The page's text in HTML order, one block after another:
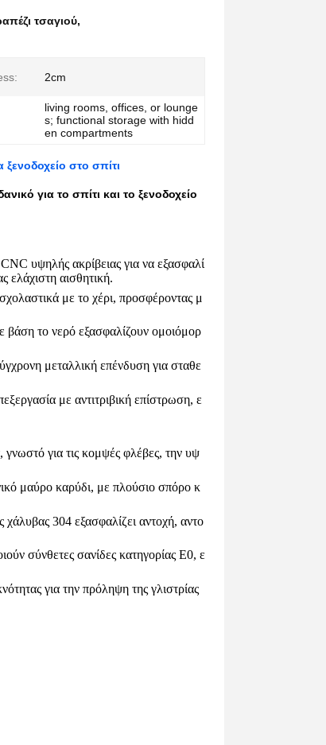
τσαγιού,
2cm
living rooms, offices, or lounge
s; functional storage with hidd
en compartments
στο σπίτι
για το σπίτι και το ξενοδοχείο
υψηλής ακρίβειας για να εξασφαλί
αισθητική.
με το χέρι, προσφέροντας μ
το νερό εξασφαλίζουν ομοιόμορ
μεταλλική επένδυση για σταθε
με αντιτριβική επίστρωση, ε
για τις κομψές φλέβες, την υψ
μαύρο καρύδι, με πλούσιο σπόρο κ
χάλυβας 304 εξασφαλίζει αντοχή, αντο
σύνθετες σανίδες κατηγορίας Ε0, ε
για την πρόληψη της γλιστρίας